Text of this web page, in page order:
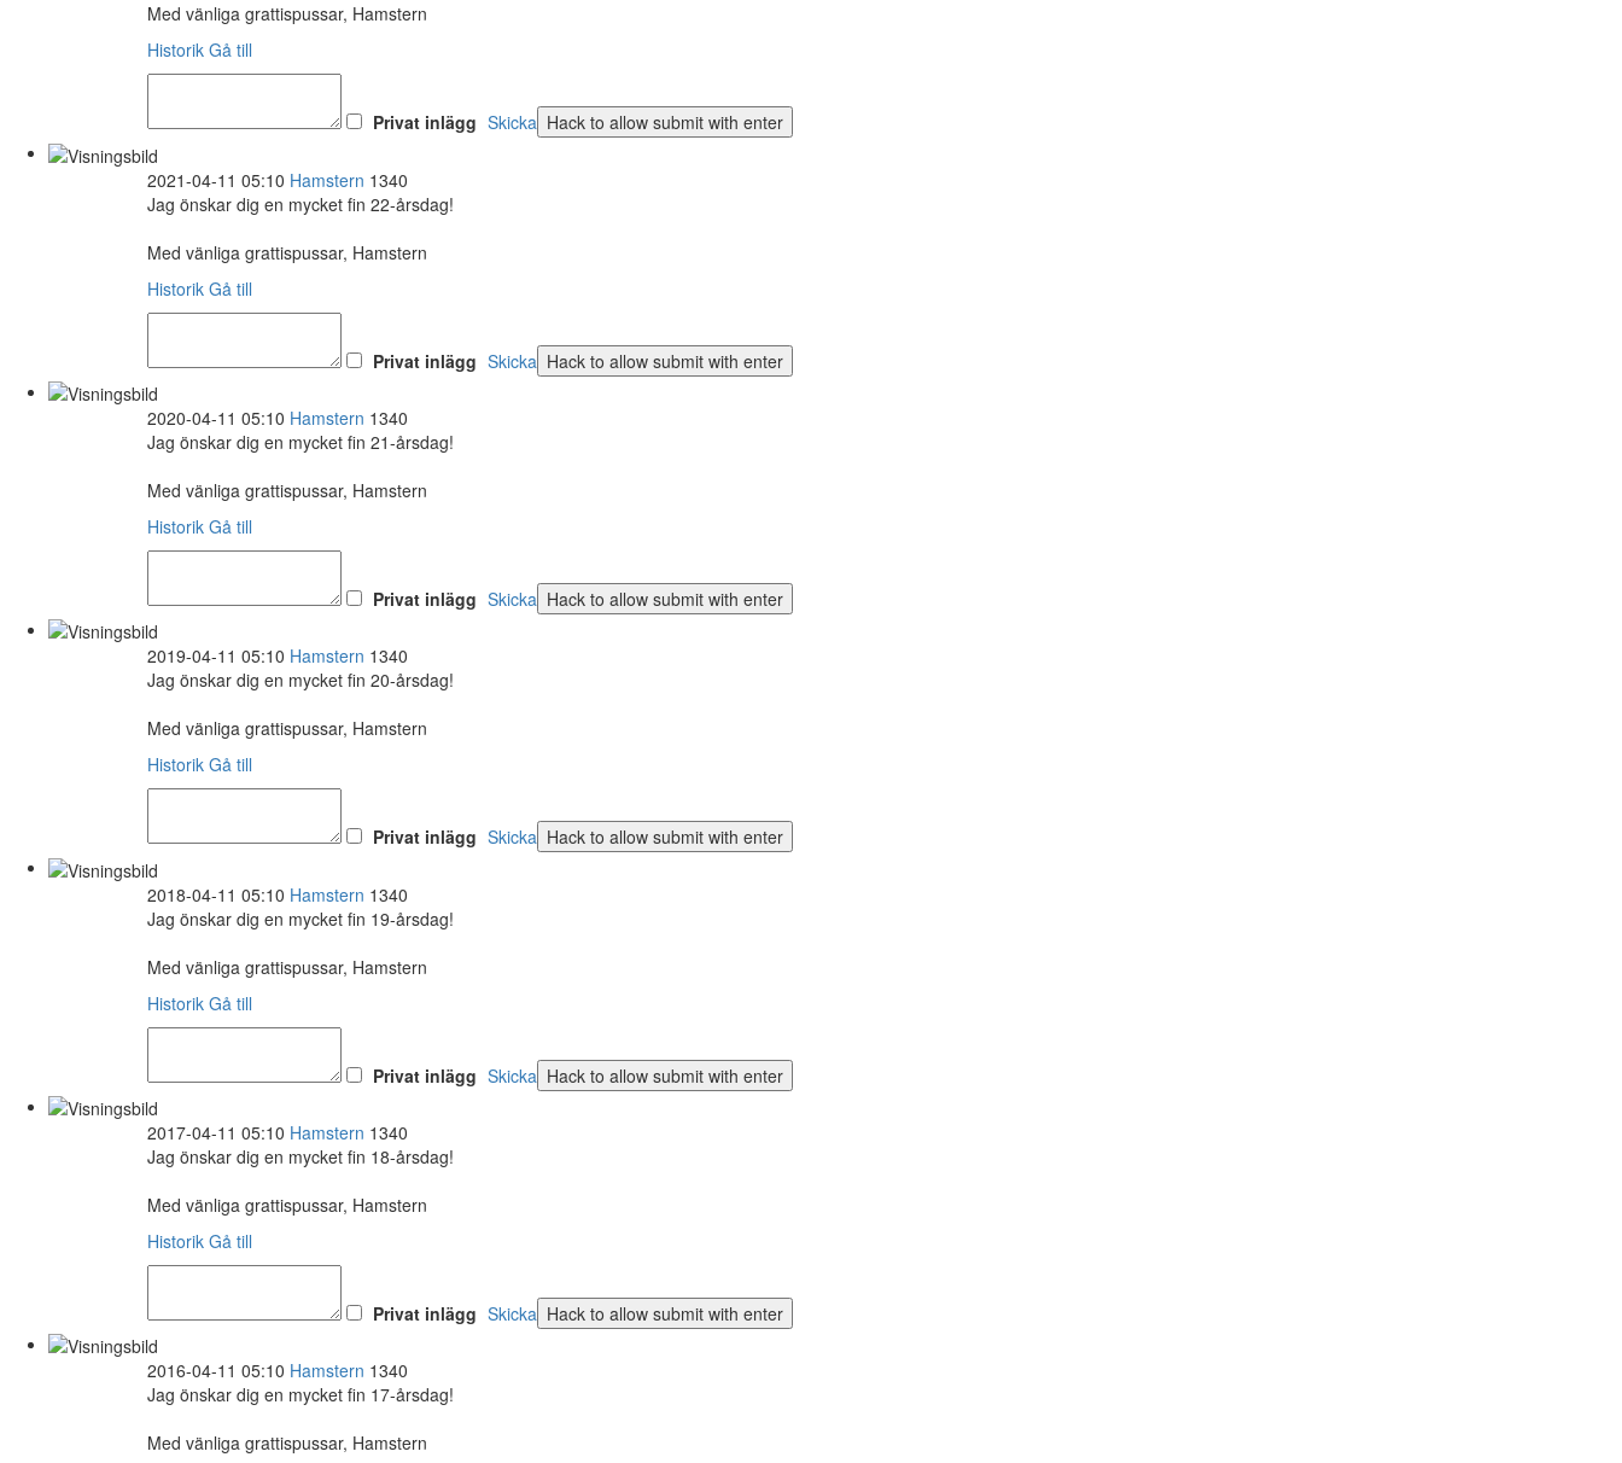
Med vänliga grattispussar, Hamstern
Historik Gå till
Privat inlägg Skicka
2021-04-11 05:10 Hamstern 1340
Jag önskar dig en mycket fin 22-årsdag!
Med vänliga grattispussar, Hamstern
Historik Gå till
Privat inlägg Skicka
2020-04-11 05:10 Hamstern 1340
Jag önskar dig en mycket fin 21-årsdag!
Med vänliga grattispussar, Hamstern
Historik Gå till
Privat inlägg Skicka
2019-04-11 05:10 Hamstern 1340
Jag önskar dig en mycket fin 20-årsdag!
Med vänliga grattispussar, Hamstern
Historik Gå till
Privat inlägg Skicka
2018-04-11 05:10 Hamstern 1340
Jag önskar dig en mycket fin 19-årsdag!
Med vänliga grattispussar, Hamstern
Historik Gå till
Privat inlägg Skicka
2017-04-11 05:10 Hamstern 1340
Jag önskar dig en mycket fin 18-årsdag!
Med vänliga grattispussar, Hamstern
Historik Gå till
Privat inlägg Skicka
2016-04-11 05:10 Hamstern 1340
Jag önskar dig en mycket fin 17-årsdag!
Med vänliga grattispussar, Hamstern